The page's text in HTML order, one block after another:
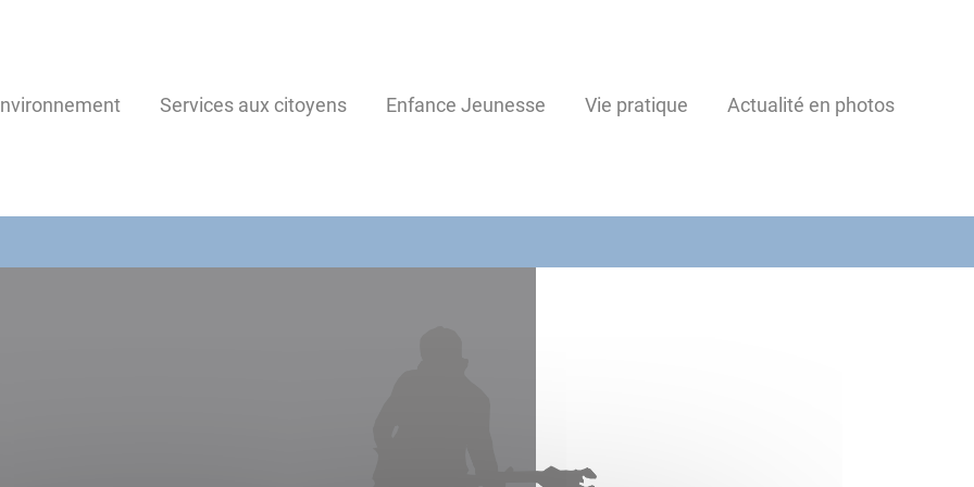
Services aux citoyens Enfance Jeunesse Vie pratique Actualité en photos